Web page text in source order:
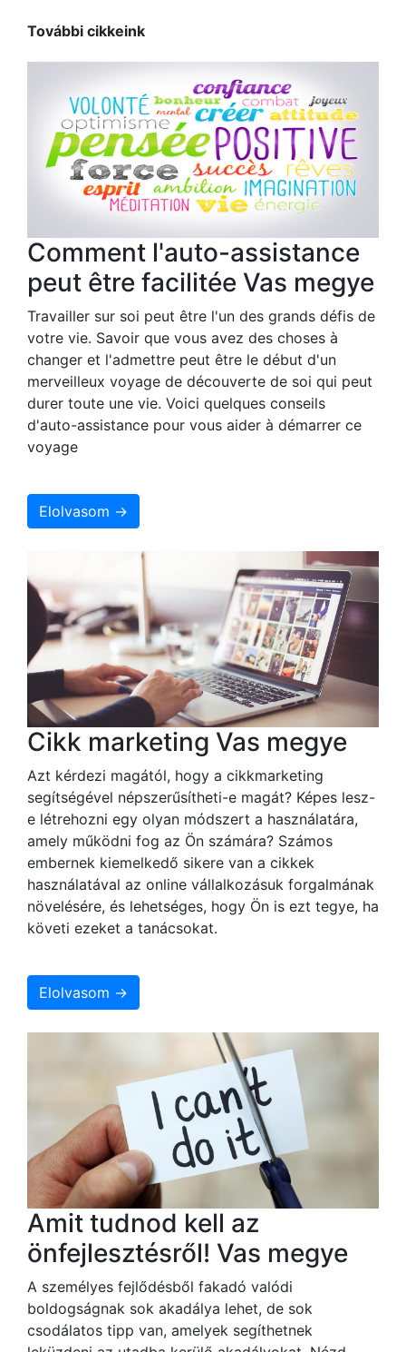
További cikkeink
Comment l'auto-assistance
peut être facilitée Vas megye
Travailler sur soi peut être l'un des grands défis de
votre vie. Savoir que vous avez des choses à
changer et l'admettre peut être le début d'un
merveilleux voyage de découverte de soi qui peut
durer toute une vie. Voici quelques conseils
d'auto-assistance pour vous aider à démarrer ce
voyage
Elolvasom →
Cikk marketing Vas megye
Azt kérdezi magától, hogy a cikkmarketing
segítségével népszerűsítheti-e magát? Képes lesz-
e létrehozni egy olyan módszert a használatára,
amely működni fog az Ön számára? Számos
embernek kiemelkedő sikere van a cikkek
használatával az online vállalkozásuk forgalmának
növelésére, és lehetséges, hogy Ön is ezt tegye, ha
követi ezeket a tanácsokat.
Elolvasom →
Amit tudnod kell az
önfejlesztésről! Vas megye
A személyes fejlődésből fakadó valódi
boldogságnak sok akadálya lehet, de sok
csodálatos tipp van, amelyek segíthetnek